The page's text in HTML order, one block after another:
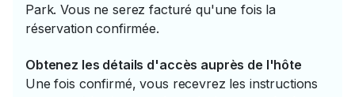
Park. Vous ne serez facturé qu'une fois la
réservation confirmée.
Obtenez les détails d'accès auprès de l'hôte
Une fois confirmé, vous recevrez les instructions